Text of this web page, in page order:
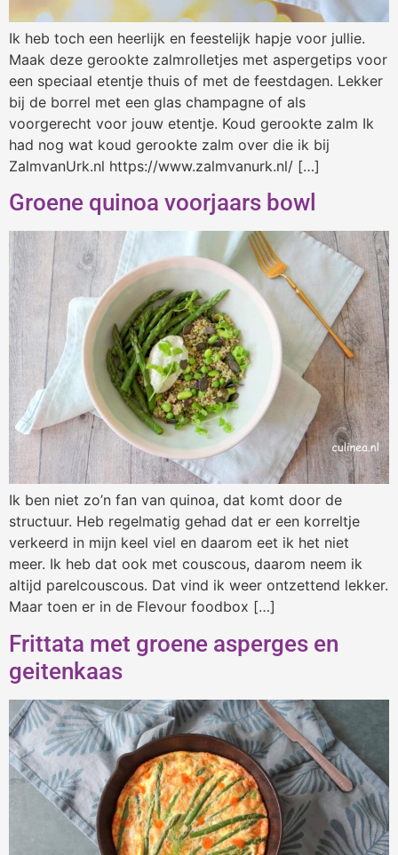
Ik heb toch een heerlijk en feestelijk hapje voor jullie.
Maak deze gerookte zalmrolletjes met aspergetips voor
een speciaal etentje thuis of met de feestdagen. Lekker
bij de borrel met een glas champagne of als
voorgerecht voor jouw etentje. Koud gerookte zalm Ik
had nog wat koud gerookte zalm over die ik bij
ZalmvanUrk.nl https://www.zalmvanurk.nl/ […]
Groene quinoa voorjaars bowl
Ik ben niet zo’n fan van quinoa, dat komt door de
structuur. Heb regelmatig gehad dat er een korreltje
verkeerd in mijn keel viel en daarom eet ik het niet
meer. Ik heb dat ook met couscous, daarom neem ik
altijd parelcouscous. Dat vind ik weer ontzettend lekker.
Maar toen er in de Flevour foodbox […]
Frittata met groene asperges en
geitenkaas